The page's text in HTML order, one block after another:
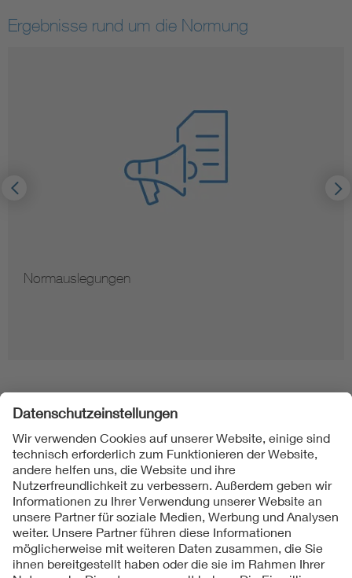
Ergebnisse rund um die Normung
Normauslegungen
Folgen Sie uns